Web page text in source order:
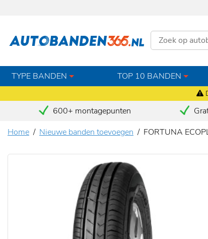
TYPE BANDEN TOP 10 BANDEN
600+ montagepunten
Home
Nieuwe banden toevoegen FORTUNA